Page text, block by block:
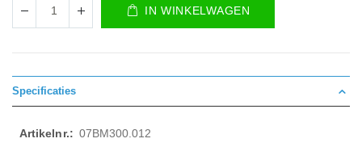
IN WINKELWAGEN
Specificaties
Meer
07BM300.012